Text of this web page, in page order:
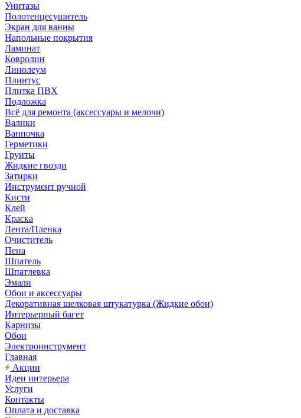
Унитазы
Полотенцесушитель
Экран для ванны
Напольные покрытия
Ламинат
Ковролин
Линолеум
Плинтус
Плитка ПВХ
Подложка
Всё для ремонта (аксессуары и мелочи)
Валики
Ванночка
Герметики
Грунты
Жидкие гвозди
Затирки
Инструмент ручной
Кисти
Клей
Краска
Лента/Пленка
Очиститель
Пена
Шпатель
Шпатлевка
Эмали
Обои и аксессуары
Декоративная шелковая штукатурка (Жидкие обои)
Интерьерный багет
Карнизы
Обои
Электроинструмент
Главная
Акции
Идеи интерьера
Услуги
Контакты
Оплата и доставка